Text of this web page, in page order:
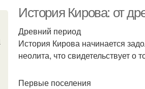
История Кирова: от
Древний период
История Кирова начинается
неолита, что свидетельствует
Первые поселения